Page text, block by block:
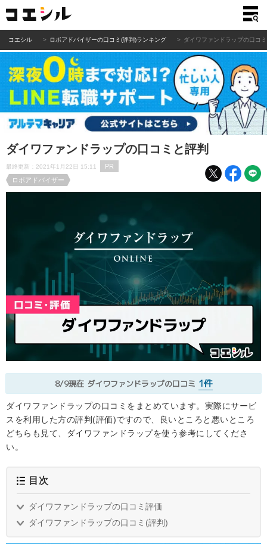
コエシル ロボアドバイザーの口コミ(評判)ランキング ダイワファンドラップの口コ
ダイワファンドラップの口コミと評判
最終更新：2021年1月22日 15:11
PR
ロボアドバイザー
8/9現在 ダイワファンドラップの口コミ 1件
ダイワファンドラップの口コミをまとめています。実際にサービ
スを利用した方の評判(評価)ですので、良いところと悪いところ
どちらも見て、ダイワファンドラップを使う参考にしてくださ
い。
目次
ダイワファンドラップの口コミ評価
ダイワファンドラップの口コミ(評判)